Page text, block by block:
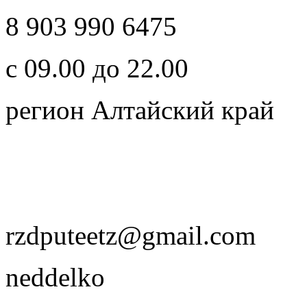
8 903 990 6475
с 09.00 до 22.00
регион Алтайский край
rzdputeetz@gmail.com
neddelko